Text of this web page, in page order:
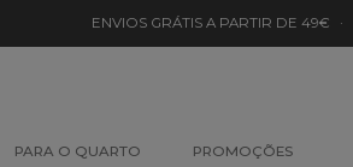
ENVIOS GRÁTIS A PARTIR DE 49€ ·
PARA O QUARTO PROMOÇÕES